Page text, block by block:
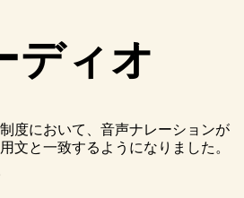
ディオ
度において、音声ナレーションが
文と一致するようになりました。